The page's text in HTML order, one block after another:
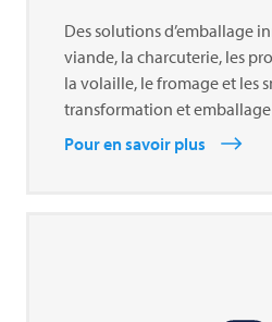
Des solutions d’emballage
viande, la charcuterie, les
la volaille, le fromage et les
transformation et emballage
Pour en savoir plus